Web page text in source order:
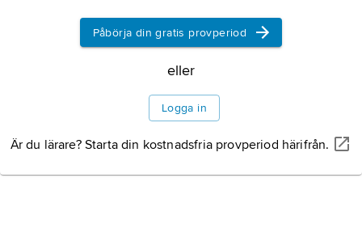
Påbörja din gratis provperiod
eller
Logga in
Är du lärare? Starta din kostnadsfria provperiod härifrån.